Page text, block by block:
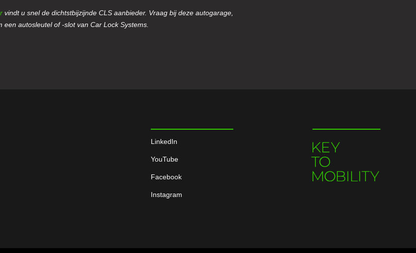
vindt u snel de dichtstbijzijnde CLS aanbieder. Vraag bij deze autogarage,
autosleutel of -slot van Car Lock Systems.
LinkedIn
YouTube
Facebook
Instagram